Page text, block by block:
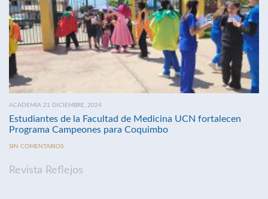
ACADEMIA 21 DICIEMBRE, 2024
Estudiantes de la Facultad de Medicina UCN fortalecen
Programa Campeones para Coquimbo
SIN COMENTARIOS
Revista Reflejos